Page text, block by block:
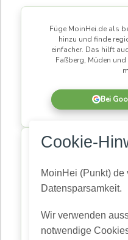
Cookie-
MoinHei (Punkt) de
Datensparsamkeit.
Wir verwenden
notwendige
Füge MoinHei.de als
hinzu und finde
einfacher. Das hilft
Faßberg, Müden
Bei
MoinHei.de betreibe
alle zugänglich
lebendige
die